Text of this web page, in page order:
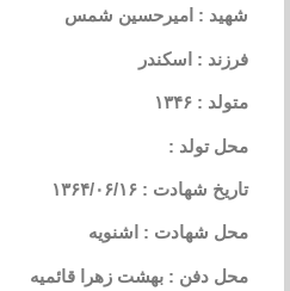
شهید : امیرحسین شمس
فرزند : اسکندر
متولد : ۱۳۴۶
محل تولد :
تاریخ شهادت : ۱۳۶۴/۰۶/۱۶
محل شهادت : اشنویه
محل دفن : بهشت زهرا قائمیه